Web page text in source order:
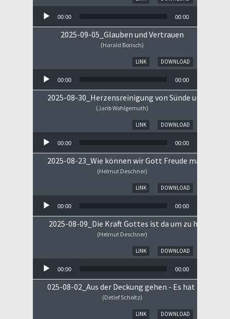
00:00 00:00
2025-09-05_Glauben und Vertrauen
(Harald Borisch)
DOWNLOAD
LINK
00:00 00:00
2025-08-30_Herzensreinigung von Sünde und Sorge
(Jarib Wohlgemuth)
DOWNLOAD
LINK
00:00 00:00
2025-08-23_Wie können wir Gott Freude machen
(Helmut Deschner)
DOWNLOAD
LINK
00:00 00:00
2025-08-09_Die Kraft Gottes ist da um zu heilen!
(Helmut Deschner)
DOWNLOAD
LINK
00:00 00:00
025-08-02_Aus der Deckung gehen - Es hat
(Detlef Scholtz)
DOWNLOAD
LINK